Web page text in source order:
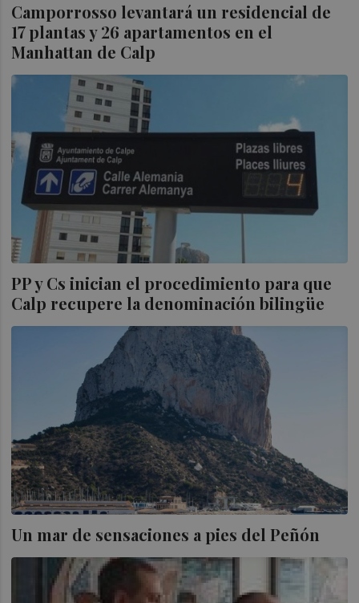
Camporrosso levantará un residencial de
17 plantas y 26 apartamentos en el
Manhattan de Calp
PP y Cs inician el procedimiento para que
Calp recupere la denominación bilingüe
Un mar de sensaciones a pies del Peñón